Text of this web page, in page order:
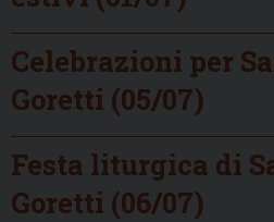
Celebrazioni per
Goretti (05/07)
Festa liturgica di
Goretti (06/07)